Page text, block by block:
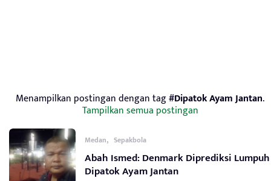
Menampilkan postingan dengan tag#Dipatok Ayam Jantan.
Tampilkan semua postingan
Medan, Sepakbola
Abah Ismed: Denmark Diprediksi Lumpuh
Dipatok Ayam Jantan